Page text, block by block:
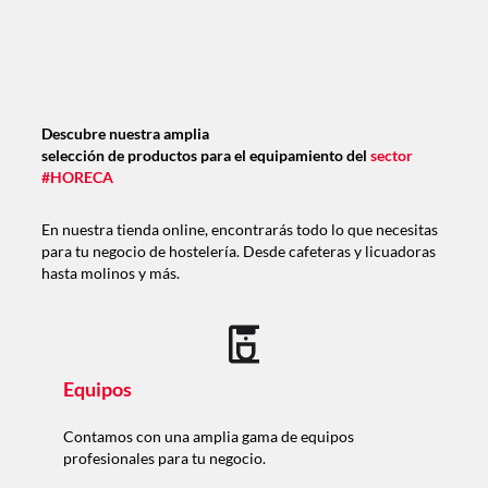
Descubre nuestra amplia
selección de productos para el equipamiento del sector
#HORECA
En nuestra tienda online, encontrarás todo lo que necesitas
para tu negocio de hostelería. Desde cafeteras y licuadoras
hasta molinos y más.
Equipos
Contamos con una amplia gama de equipos
profesionales para tu negocio.